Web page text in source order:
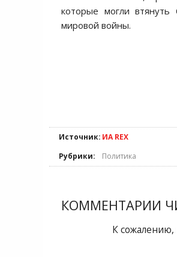
которые могли
мировой войны.
Источник: ИА REX
Рубрики:
Политика
КОММЕНТАРИИ
К